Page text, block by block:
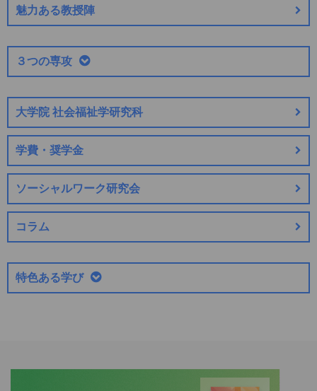
魅力ある教授陣
３つの専攻
大学院 社会福祉学研究科
学費・奨学金
ソーシャルワーク研究会
コラム
特色ある学び